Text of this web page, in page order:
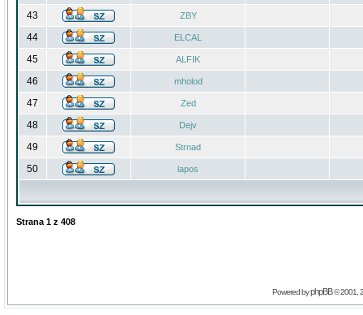
43 ZBY
44 ELCAL
45 ALFIK
46 mholod
47 Zed
48 Dejv
49 Strnad
50 lapos
Strana 1 z 408
Powered byphpBB© 2001,